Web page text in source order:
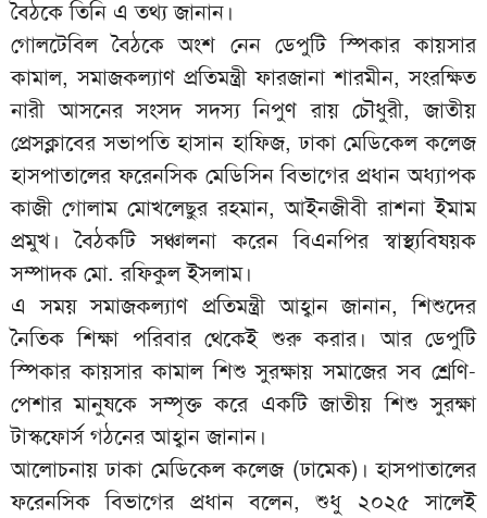
বৈঠকে তিনি এ তথ্য জানান।
গোলটেবিল বৈঠকে অংশ নেন ডেপুটি স্পিকার কায়সার
কামাল, সমাজকল্যাণ প্রতিমন্ত্রী ফারজানা শারমীন, সংরক্ষিত
নারী আসনের সংসদ সদস্য নিপুণ রায় চৌধুরী, জাতীয়
প্রেসক্লাবের সভাপতি হাসান হাফিজ, ঢাকা মেডিকেল কলেজ
হাসপাতালের ফরেনসিক মেডিসিন বিভাগের প্রধান অধ্যাপক
কাজী গোলাম মোখলেছুর রহমান, আইনজীবী রাশনা ইমাম
প্রমুখ। বৈঠকটি সঞ্চালনা করেন বিএনপির স্বাস্থ্যবিষয়ক
সম্পাদক মো. রফিকুল ইসলাম।
এ সময় সমাজকল্যাণ প্রতিমন্ত্রী আহ্বান জানান, শিশুদের
নৈতিক শিক্ষা পরিবার থেকেই শুরু করার। আর ডেপুটি
স্পিকার কায়সার কামাল শিশু সুরক্ষায় সমাজের সব শ্রেণি-
পেশার মানুষকে সম্পৃক্ত করে একটি জাতীয় শিশু সুরক্ষা
টাস্কফোর্স গঠনের আহ্বান জানান।
আলোচনায় ঢাকা মেডিকেল কলেজ (ঢামেক)। হাসপাতালের
ফরেনসিক বিভাগের প্রধান বলেন, শুধু ২০২৫ সালেই